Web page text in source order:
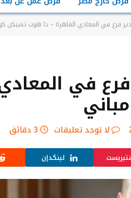
فرع في المعادي القاهرة – ذا هوت تشيكن
في
لا توجد تعليقات 3 دقائق
لينكدإن